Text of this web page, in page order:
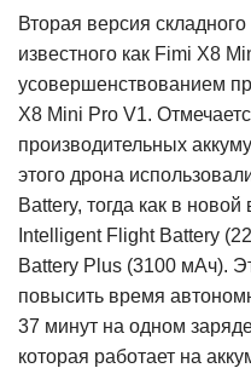
Вторая версия
известного как Fimi X8
усовершенствованием
X8 Mini Pro V1.
производительных
этого дрона
Battery, тогда как в
Intelligent Flight Battery
Battery Plus (3100 мАч).
повысить время
37 минут на одном
которая работает на